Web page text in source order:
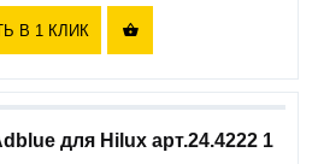
В 1 КЛИК 
для Hilux арт.24.4222 1